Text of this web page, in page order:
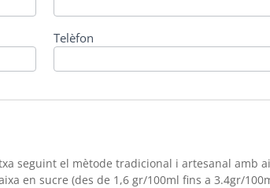
Telèfon
seguint el mètode tradicional i artesanal amb
en sucre (des de 1,6 gr/100ml fins a 3.4gr/